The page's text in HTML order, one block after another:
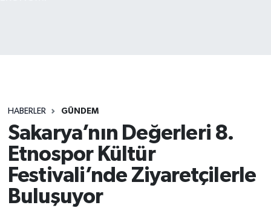
HABERLER GÜNDEM
Sakarya’nın Değerleri 8.
Etnospor Kültür
Festivali’nde Ziyaretçilerle
Buluşuyor